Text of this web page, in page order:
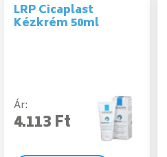
LRP Cicaplast
Kézkrém 50ml
Ár:
4.113 Ft